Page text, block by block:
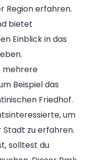
Region erfahren.
bietet
Einblick in das
mehrere
Beispiel das
Friedhof.
um
zu erfahren.
solltest du